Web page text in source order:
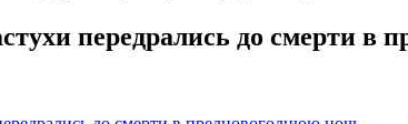
передрались до смерти в